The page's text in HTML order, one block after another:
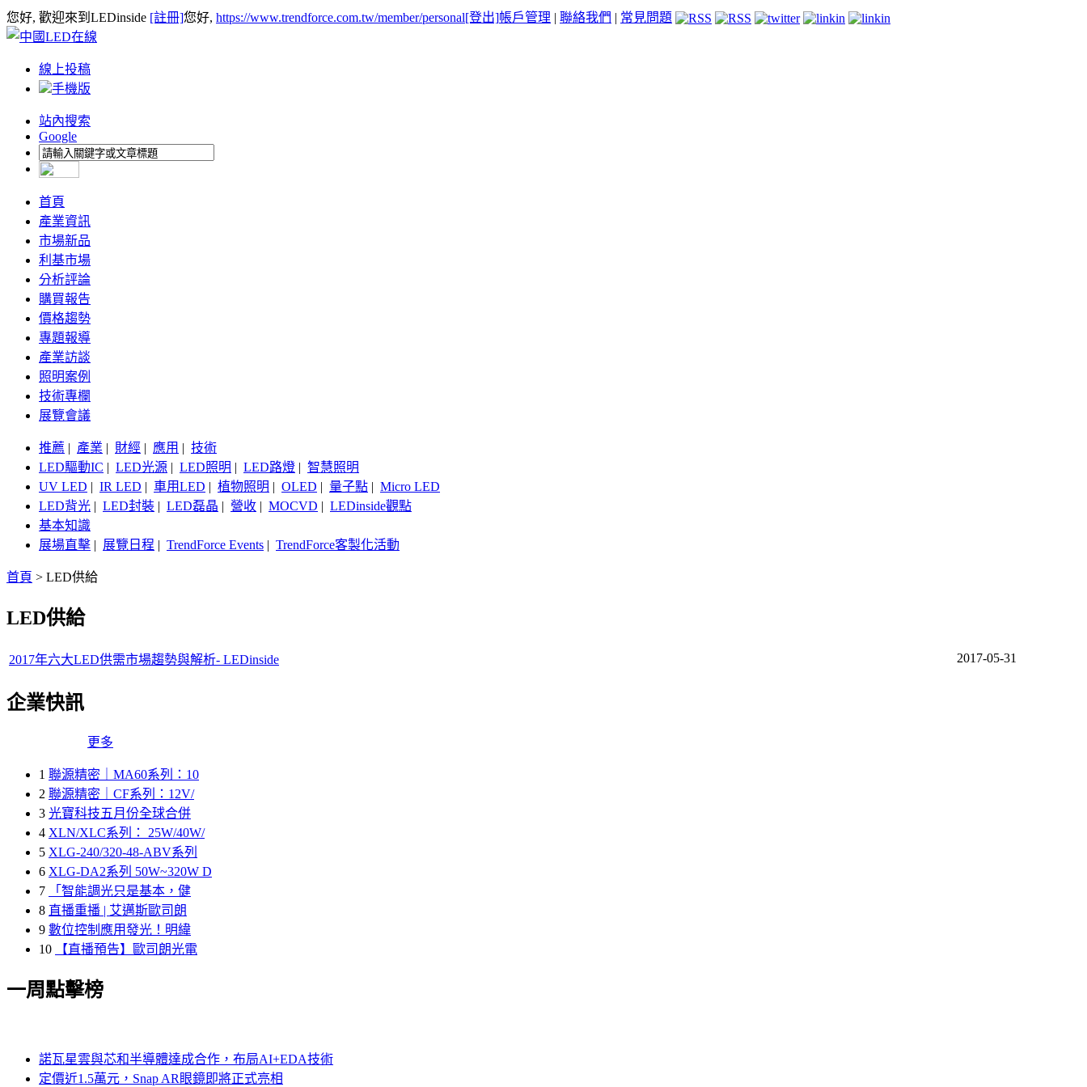
您好, 歡迎來到LEDinside [註冊]您好, https://www.trendforce.com.tw/member/personal[登出]帳戶管理 | 聯絡我們 | 常見問題
線上投稿
手機版
站內搜索
Google
首頁
產業資訊
市場新品
利基市場
分析評論
購買報告
價格趨勢
專題報導
產業訪談
照明案例
技術專欄
展覽會議
推薦 | 產業 | 財經 | 應用 | 技術
LED驅動IC | LED光源 | LED照明 | LED路燈 | 智慧照明
UV LED | IR LED | 車用LED | 植物照明 | OLED | 量子點 | Micro LED
LED背光 | LED封裝 | LED磊晶 | 營收 | MOCVD | LEDinside觀點
基本知識
展場直擊 | 展覽日程 | TrendForce Events | TrendForce客製化活動
首頁 > LED供給
LED供給
2017年六大LED供需市場趨勢與解析- LEDinside 2017-05-31
企業快訊
更多
1 聯源精密｜MA60系列：10
2 聯源精密｜CF系列：12V/
3 光寶科技五月份全球合併
4 XLN/XLC系列： 25W/40W/
5 XLG-240/320-48-ABV系列
6 XLG-DA2系列 50W~320W D
7
「智能調光只是基本，健
8 直播重播 | 艾邁斯歐司朗
9 數位控制應用發光！明緯
10
【直播預告】歐司朗光電
一周點擊榜
諾瓦星雲與芯和半導體達成合作，布局AI+EDA技術
定價近1.5萬元，Snap AR眼鏡即將正式亮相